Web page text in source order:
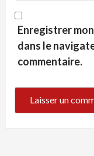
Enregistrer
dans le
commentaire.